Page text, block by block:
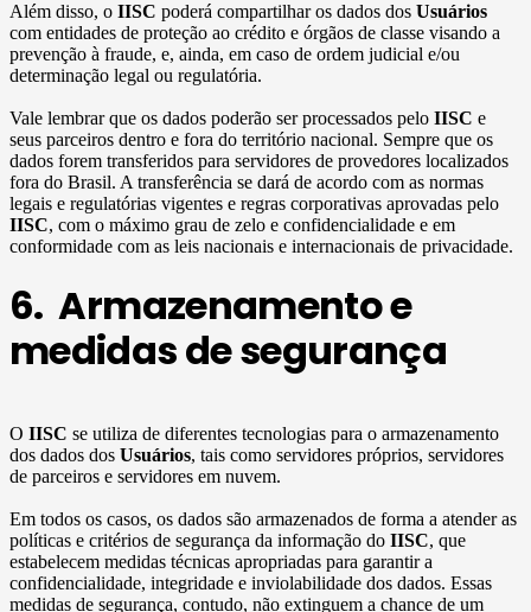
Além disso, o IISC poderá compartilhar os dados dos Usuários
com entidades de proteção ao crédito e órgãos de classe visando a
prevenção à fraude, e, ainda, em caso de ordem judicial e/ou
determinação legal ou regulatória.
Vale lembrar que os dados poderão ser processados pelo IISC e
seus parceiros dentro e fora do território nacional. Sempre que os
dados forem transferidos para servidores de provedores localizados
fora do Brasil. A transferência se dará de acordo com as normas
legais e regulatórias vigentes e regras corporativas aprovadas pelo
IISC, com o máximo grau de zelo e confidencialidade e em
conformidade com as leis nacionais e internacionais de privacidade.
6. Armazenamento e
medidas de segurança
O IISC se utiliza de diferentes tecnologias para o armazenamento
dos dados dos Usuários, tais como servidores próprios, servidores
de parceiros e servidores em nuvem.
Em todos os casos, os dados são armazenados de forma a atender as
políticas e critérios de segurança da informação do IISC, que
estabelecem medidas técnicas apropriadas para garantir a
confidencialidade, integridade e inviolabilidade dos dados. Essas
medidas de segurança, contudo, não extinguem a chance de um